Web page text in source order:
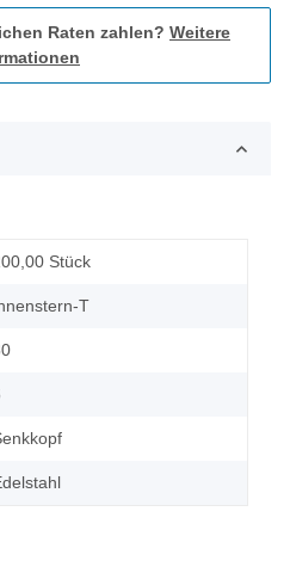
Raten zahlen? Weitere
Stück
T